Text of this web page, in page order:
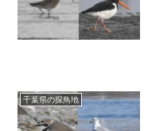
千葉県の探鳥地